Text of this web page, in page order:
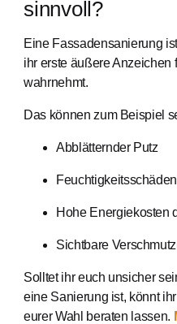
sinnvoll?
Eine Fassadensanierung
ihr erste äußere Anzeichen
wahrnehmt.
Das können zum Beispiel
Abblätternder Putz
Feuchtigkeitsschäden
Hohe Energiekosten
Sichtbare
Solltet ihr euch unsicher
eine Sanierung ist, könnt
eurer Wahl beraten lassen.